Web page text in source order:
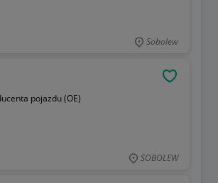
Sobolew
pojazdu (OE)
SOBOLEW